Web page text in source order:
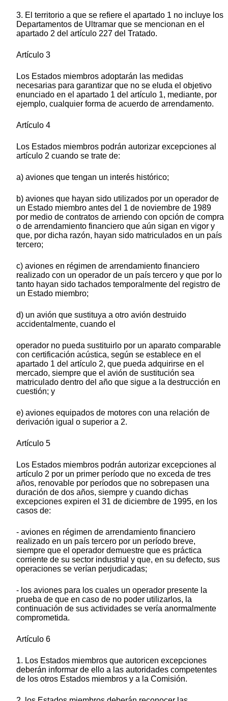
3. El territorio a que se refiere el apartado 1 no incluye los
Departamentos de Ultramar que se mencionan en el
apartado 2 del artículo 227 del Tratado.
Artículo 3
Los Estados miembros adoptarán las medidas
necesarias para garantizar que no se eluda el objetivo
enunciado en el apartado 1 del artículo 1, mediante, por
ejemplo, cualquier forma de acuerdo de arrendamento.
Artículo 4
Los Estados miembros podrán autorizar excepciones al
artículo 2 cuando se trate de:
a) aviones que tengan un interés histórico;
b) aviones que hayan sido utilizados por un operador de
un Estado miembro antes del 1 de noviembre de 1989
por medio de contratos de arriendo con opción de compra
o de arrendamiento financiero que aún sigan en vigor y
que, por dicha razón, hayan sido matriculados en un país
tercero;
c) aviones en régimen de arrendamiento financiero
realizado con un operador de un país tercero y que por lo
tanto hayan sido tachados temporalmente del registro de
un Estado miembro;
d) un avión que sustituya a otro avión destruido
accidentalmente, cuando el
operador no pueda sustituirlo por un aparato comparable
con certificación acústica, según se establece en el
apartado 1 del artículo 2, que pueda adquirirse en el
mercado, siempre que el avión de sustitución sea
matriculado dentro del año que sigue a la destrucción en
cuestión; y
e) aviones equipados de motores con una relación de
derivación igual o superior a 2.
Artículo 5
Los Estados miembros podrán autorizar excepciones al
artículo 2 por un primer período que no exceda de tres
años, renovable por períodos que no sobrepasen una
duración de dos años, siempre y cuando dichas
excepciones expiren el 31 de diciembre de 1995, en los
casos de:
- aviones en régimen de arrendamiento financiero
realizado en un país tercero por un período breve,
siempre que el operador demuestre que es práctica
corriente de su sector industrial y que, en su defecto, sus
operaciones se verían perjudicadas;
- los aviones para los cuales un operador presente la
prueba de que en caso de no poder utilizarlos, la
continuación de sus actividades se vería anormalmente
comprometida.
Artículo 6
1. Los Estados miembros que autoricen excepciones
deberán informar de ello a las autoridades competentes
de los otros Estados miembros y a la Comisión.